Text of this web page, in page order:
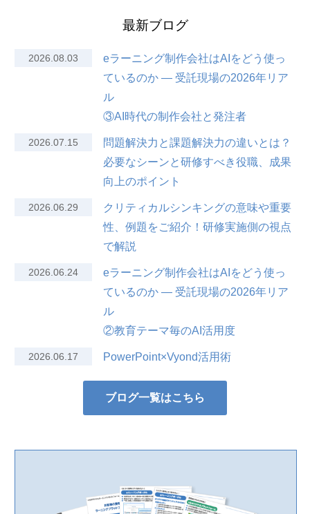
最新ブログ
2026.08.03
eラーニング制作会社はAIをどう使っ
ているのか — 受託現場の2026年リア
ル
③AI時代の制作会社と発注者
2026.07.15
問題解決力と課題解決力の違いとは？
必要なシーンと研修すべき役職、成果
向上のポイント
2026.06.29
クリティカルシンキングの意味や重要
性、例題をご紹介！研修実施側の視点
で解説
2026.06.24
eラーニング制作会社はAIをどう使っ
ているのか — 受託現場の2026年リア
ル
②教育テーマ毎のAI活用度
2026.06.17 PowerPoint×Vyond活用術
ブログ一覧はこちら